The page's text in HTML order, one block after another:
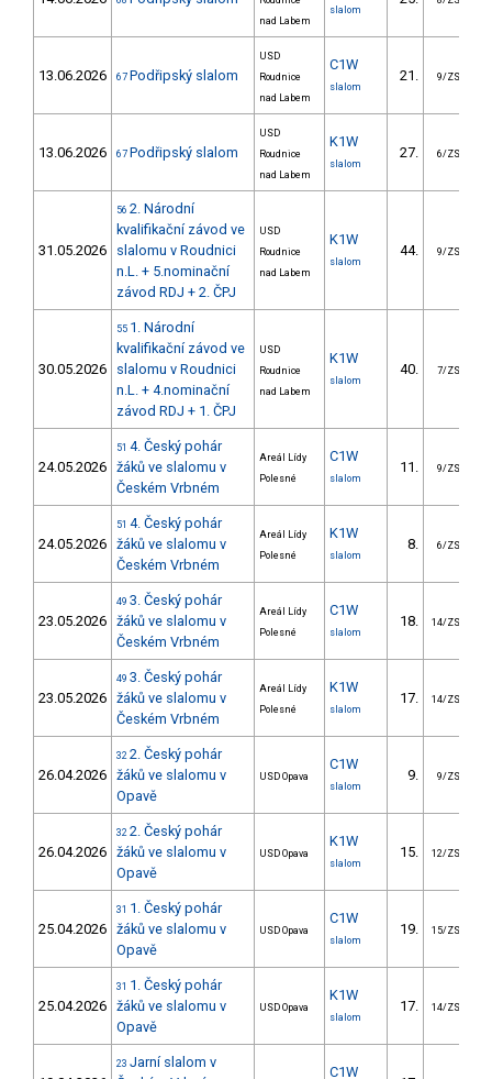
nad Labem
slalom
13.06.2026 67 Podřipský slalom
USD
Roudnice
nad Labem
C1W
slalom
21. 9/ZS
13.06.2026 67 Podřipský slalom
USD
Roudnice
nad Labem
K1W
slalom
27. 6/ZS
31.05.2026
56 2. Národní
kvalifikační závod ve
slalomu v Roudnici
n.L. + 5.nominační
závod RDJ + 2. ČPJ
USD
Roudnice
nad Labem
K1W
slalom
44. 9/ZS
30.05.2026
55 1. Národní
kvalifikační závod ve
slalomu v Roudnici
n.L. + 4.nominační
závod RDJ + 1. ČPJ
USD
Roudnice
nad Labem
K1W
slalom
40. 7/ZS
24.05.2026
51 4. Český pohár
žáků ve slalomu v
Českém Vrbném
Areál Lídy
Polesné
C1W
slalom
11. 9/ZS
24.05.2026
51 4. Český pohár
žáků ve slalomu v
Českém Vrbném
Areál Lídy
Polesné
K1W
slalom
8. 6/ZS
23.05.2026
49 3. Český pohár
žáků ve slalomu v
Českém Vrbném
Areál Lídy
Polesné
C1W
slalom
18. 14/ZS
23.05.2026
49 3. Český pohár
žáků ve slalomu v
Českém Vrbném
Areál Lídy
Polesné
K1W
slalom
17. 14/ZS
26.04.2026
32 2. Český pohár
žáků ve slalomu v
Opavě
USD Opava
C1W
slalom
9. 9/ZS
26.04.2026
32 2. Český pohár
žáků ve slalomu v
Opavě
USD Opava
K1W
slalom
15. 12/ZS
25.04.2026
31 1. Český pohár
žáků ve slalomu v
Opavě
USD Opava
C1W
slalom
19. 15/ZS
25.04.2026
31 1. Český pohár
žáků ve slalomu v
Opavě
USD Opava
K1W
slalom
17. 14/ZS
23 Jarní slalom v
C1W